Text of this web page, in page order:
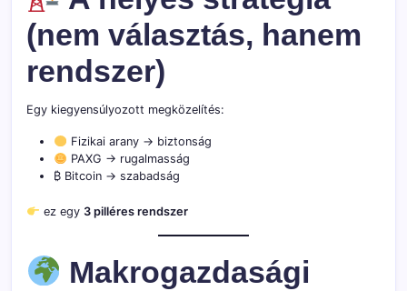
(nem választás, hanem
rendszer)
Egy kiegyensúlyozott megközelítés:
Fizikai arany → biztonság
PAXG → rugalmasság
₿ Bitcoin → szabadság
ez egy 3 pilléres rendszer
Makrogazdasági